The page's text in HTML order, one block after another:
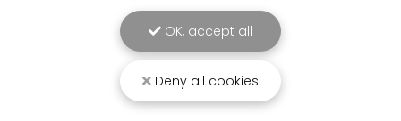
OK, accept all
Deny all cookies